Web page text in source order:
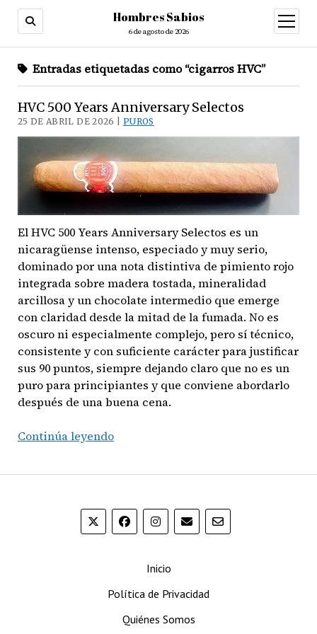
Hombres Sabios
6 de agosto de 2026
abrir
menú
Entradas etiquetadas como “cigarros HVC”
HVC 500 Years Anniversary Selectos
25 DE ABRIL DE 2026 | PUROS
El HVC 500 Years Anniversary Selectos es un
nicaragüense intenso, especiado y muy serio,
dominado por una nota distintiva de pimiento rojo
integrada sobre madera tostada, mineralidad
arcillosa y un chocolate intermedio que emerge
con claridad desde la mitad de la fumada. No es
oscuro ni especialmente complejo, pero sí técnico,
consistente y con suficiente carácter para justificar
sus 90 puntos, siempre dejando claro que no es un
puro para principiantes y que conviene abordarlo
después de una buena cena.
Continúa leyendoHVC
Inicio
Política de Privacidad
Quiénes Somos